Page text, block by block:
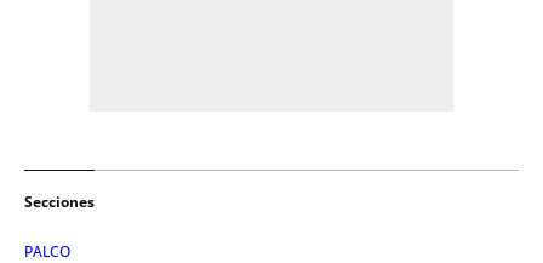
Secciones
PALCO